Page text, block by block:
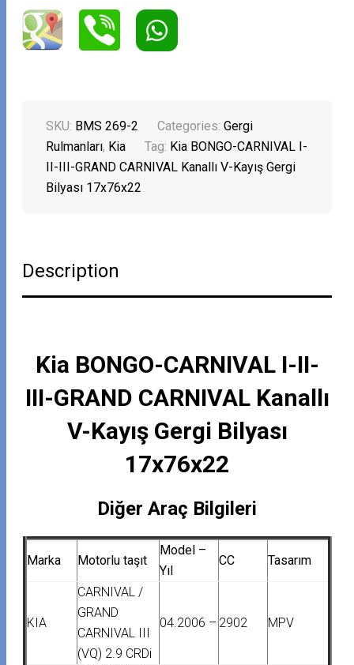
SKU: BMS 269-2 Categories:Gergi
Rulmanları, Kia Tag: Kia BONGO-CARNIVAL I-
II-III-GRAND CARNIVAL Kanallı V-Kayış Gergi
Bilyası 17x76x22
Description
Kia BONGO-CARNIVAL I-II-
III-GRAND CARNIVAL Kanallı
V-Kayış Gergi Bilyası
17x76x22
Diğer Araç Bilgileri
Marka Motorlu taşıt
Model –
Yıl
CC Tasarım
KIA
CARNIVAL /
GRAND
CARNIVAL III
(VQ) 2.9 CRDi
04.2006 – 2902 MPV